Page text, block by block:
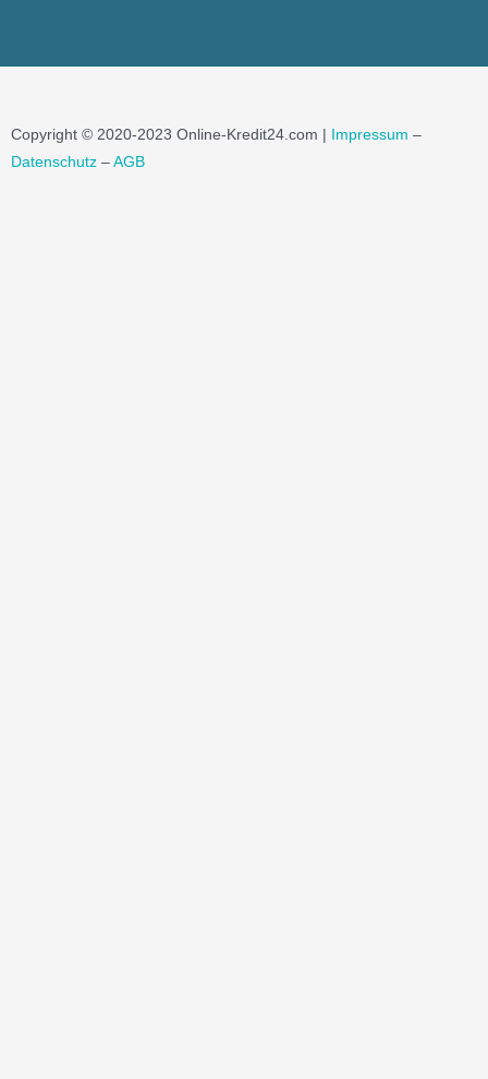
Copyright © 2020-2023 Online-Kredit24.com | Impressum –
Datenschutz – AGB